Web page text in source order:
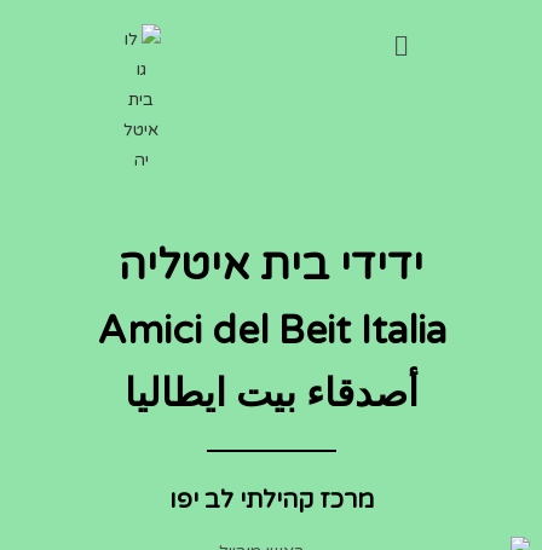
ידידי בית איטליה
Amici del Beit Italia
أصدقاء بيت ايطاليا
מרכז קהילתי לב יפו